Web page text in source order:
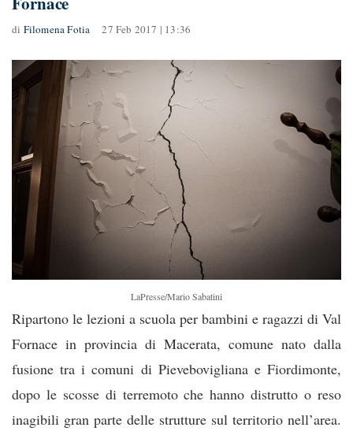
di Filomena Fotia 27 Feb 2017 | 13:36
LaPresse/Mario Sabatini
Ripartono le lezioni a scuola per bambini e ragazzi di Val
Fornace in provincia di Macerata, comune nato dalla
fusione tra i comuni di Pievebovigliana e Fiordimonte,
dopo le scosse di terremoto che hanno distrutto o reso
inagibili gran parte delle strutture sul territorio nell’area.